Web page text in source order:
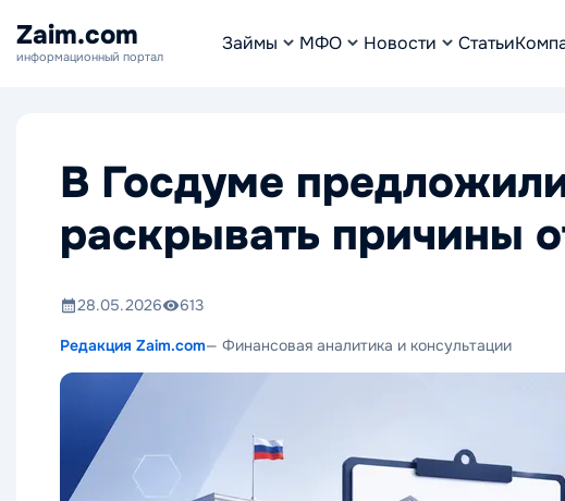
Zaim.com
информационный портал
Займы МФО Новости Статьи
В Госдуме
раскрывать причины
28.05.2026 613
Редакция Zaim.com— Финансовая аналитика и консультации